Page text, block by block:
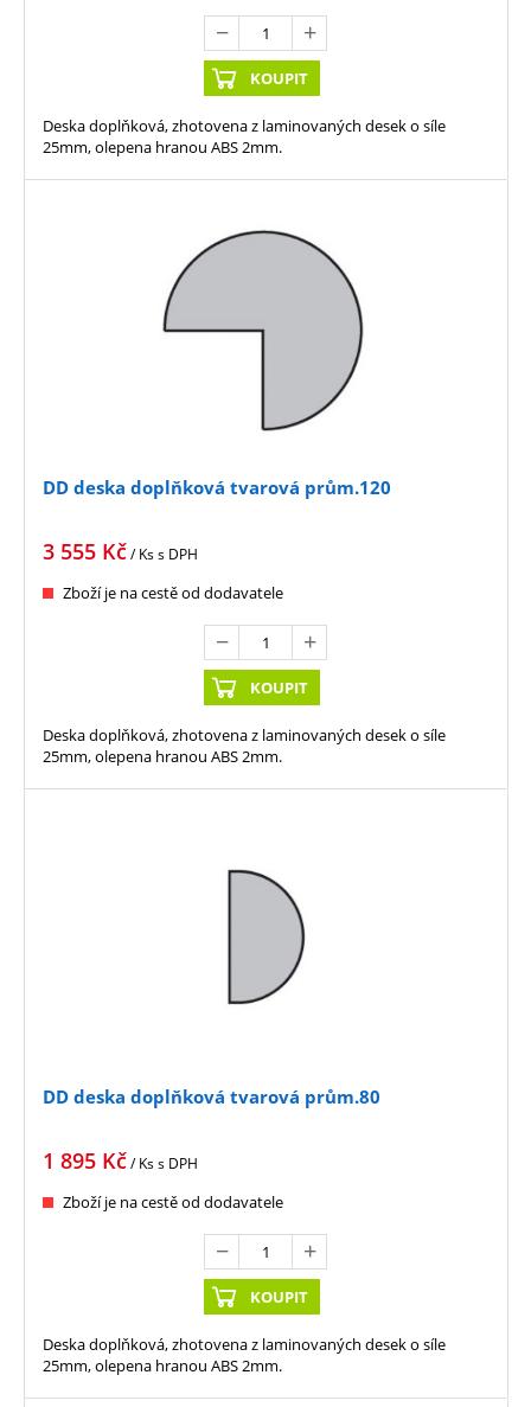
KOUPIT
Deska doplňková, zhotovena z laminovaných desek o síle
25mm, olepena hranou ABS 2mm.
DD deska doplňková tvarová prům.120
3 555 Kč/ Kss DPH
Zboží je na cestě od dodavatele
KOUPIT
Deska doplňková, zhotovena z laminovaných desek o síle
25mm, olepena hranou ABS 2mm.
DD deska doplňková tvarová prům.80
1 895 Kč/ Kss DPH
Zboží je na cestě od dodavatele
KOUPIT
Deska doplňková, zhotovena z laminovaných desek o síle
25mm, olepena hranou ABS 2mm.